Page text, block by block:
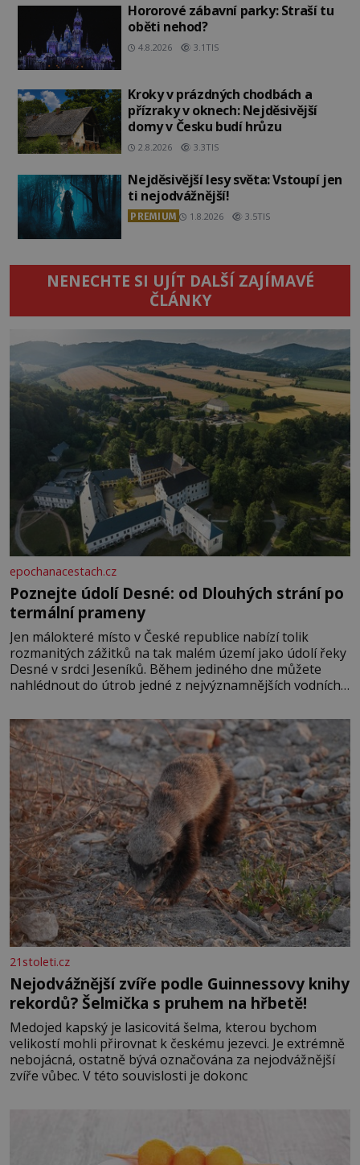
Hororové zábavní parky: Straší tu
oběti nehod?
4.8.2026 3.1TIS
Kroky v prázdných chodbách a
přízraky v oknech: Nejděsivější
domy v Česku budí hrůzu
2.8.2026 3.3TIS
Nejděsivější lesy světa: Vstoupí jen
ti nejodvážnější!
PREMIUM 1.8.2026 3.5TIS
NENECHTE SI UJÍT DALŠÍ ZAJÍMAVÉ
ČLÁNKY
epochanacestach.cz
Poznejte údolí Desné: od Dlouhých strání po
termální prameny
Jen málokteré místo v České republice nabízí tolik
rozmanitých zážitků na tak malém území jako údolí řeky
Desné v srdci Jeseníků. Během jediného dne můžete
nahlédnout do útrob jedné z nejvýznamnějších vodních
se na koloběžce a den zakončit poznáváním památek ve
Velkých Losinách nebo v termálním
21stoleti.cz
Nejodvážnější zvíře podle Guinnessovy knihy
rekordů? Šelmička s pruhem na hřbetě!
Medojed kapský je lasicovitá šelma, kterou bychom
velikostí mohli přirovnat k českému jezevci. Je extrémně
nebojácná, ostatně bývá označována za nejodvážnější
zvíře vůbec. V této souvislosti je dokonc